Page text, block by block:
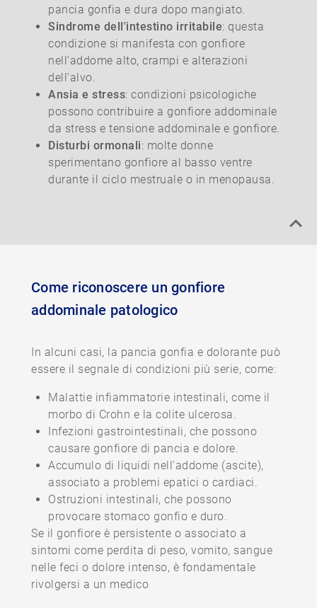
pancia gonfia e dura dopo mangiato.
Sindrome dell'intestino irritabile: questa
condizione si manifesta con gonfiore
nell’addome alto, crampi e alterazioni
dell'alvo.
Ansia e stress: condizioni psicologiche
possono contribuire a gonfiore addominale
da stress e tensione addominale e gonfiore.
Disturbi ormonali: molte donne
sperimentano gonfiore al basso ventre
durante il ciclo mestruale o in menopausa.
Come riconoscere un gonfiore
addominale patologico
In alcuni casi, la pancia gonfia e dolorante può
essere il segnale di condizioni più serie, come:
Malattie infiammatorie intestinali, come il
morbo di Crohn e la colite ulcerosa.
Infezioni gastrointestinali, che possono
causare gonfiore di pancia e dolore.
Accumulo di liquidi nell'addome (ascite),
associato a problemi epatici o cardiaci.
Ostruzioni intestinali, che possono
provocare stomaco gonfio e duro.
Se il gonfiore è persistente o associato a
sintomi come perdita di peso, vomito, sangue
nelle feci o dolore intenso, è fondamentale
rivolgersi a un medico